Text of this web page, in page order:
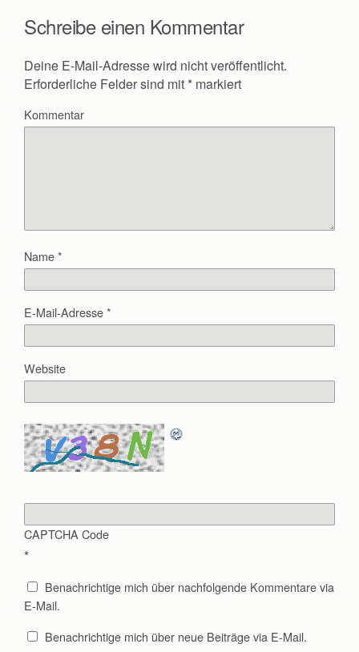
Schreibe einen Kommentar
Deine E-Mail-Adresse wird nicht veröffentlicht.
Erforderliche Felder sind mit * markiert
Kommentar
Name*
E-Mail-Adresse*
Website
CAPTCHA Code
*
Benachrichtige mich über nachfolgende Kommentare via
E-Mail.
Benachrichtige mich über neue Beiträge via E-Mail.